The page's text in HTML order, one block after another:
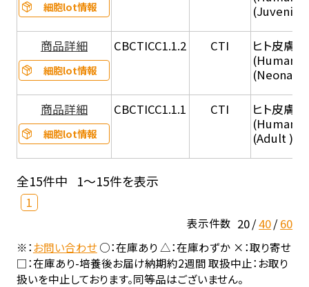
細胞lot情報
商品詳細
細胞lot情報
CBCTICC1.1.2 CTI
ヒト皮膚
(Human
商品詳細
細胞lot情報
CBCTICC1.1.1 CTI
ヒト皮膚
(Human
(Adult ),
全15件中 1～15件を表示
1
表示件数 20 40 60
※：お問い合わせ○：在庫あり △：在庫わずか ×：取り寄せ
□：在庫あり-培養後お届け納期約2週間 取扱中止：お取り
扱いを中止しております。同等品はございません。